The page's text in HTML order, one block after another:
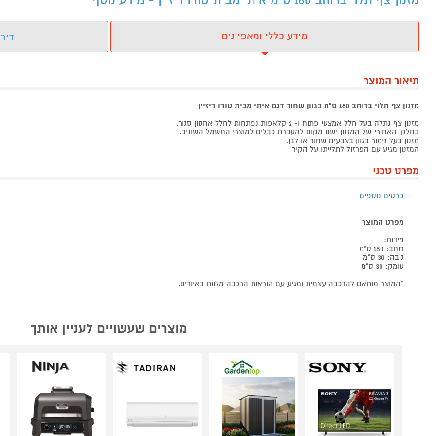
מידע כללי ומאפיינים
תיאור המוצר
מזנון צף תלוי ברוחב 180 ס"מ בגוון שחור דגם איתי מבית טודו דיזיין
מזנון צף נתלה בעל חלל אמצעי פתוח ו- 2 קלאפות נפתחות לחלל אחסון סגור.
בחלקו האחורי של המזנון ישנו מקום להעברת כבלים למוצרי החשמל השונים.
מזנון בעל גימור בגוון בצבעים שחור או לבן.
המזנון מגיע עם הפרזול לתלייתו על הקיר.
מפרט טכני
פרטים נוספים
מפרט המוצר
מידות:
רוחב: 180 ס"מ
גובה: 30 ס"מ
עומק: 30 ס"מ
*המוצר מותאם להרכבה עצמית ומגיע עם הוראות הרכבה מלוות באיורים.
מוצרים שעשויים לעניין אותך